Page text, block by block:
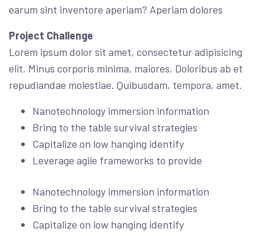
earum sint inventore aperiam? Aperiam dolores
Project Challenge
Lorem ipsum dolor sit amet, consectetur adipisicing
elit. Minus corporis minima, maiores. Doloribus ab et
repudiandae molestiae. Quibusdam, tempora, amet.
Nanotechnology immersion information
Bring to the table survival strategies
Capitalize on low hanging identify
Leverage agile frameworks to provide
Nanotechnology immersion information
Bring to the table survival strategies
Capitalize on low hanging identify